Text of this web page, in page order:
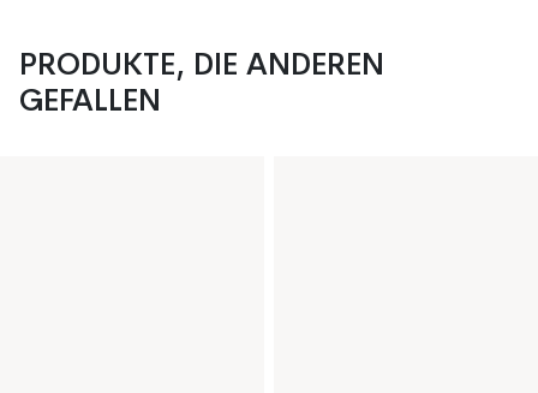
PRODUKTE, DIE ANDEREN
GEFALLEN